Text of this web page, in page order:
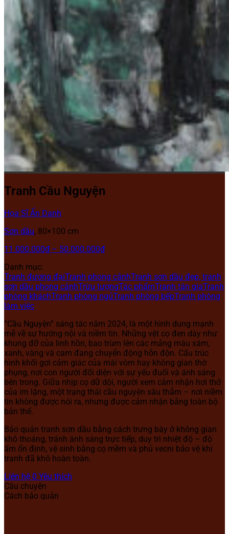
Tranh Cầu Nguyện
Họa Sĩ Ẩn Danh
Sơn dầu, 80×100 cm
11.000.000₫ – 50.000.000₫
Danh mục:
Tranh đương đạiTranh phong cảnhTranh sơn dầu đẹp, tranh
sơn dầu phong cảnhTrừu tượngTác phẩmTranh tân giaTranh
phòng kháchTranh phòng ngủTranh phòng bếpTranh phòng
làm việc
“Cầu Nguyện” sáng tác năm 2024, là một hình dung mạnh
mẽ về sự hướng nội và niềm tin. Những vệt cọ đen dày như
khung đỡ của linh hồn, bao trùm lên các mảng màu xám,
xanh, vàng và cam đang chuyển động hỗn độn. Cấu trúc
hình khối gợi cảm giác của mái vòm hay không gian thờ
phụng, nơi con người đối diện với sự yếu đuối và ánh sáng
bên trong. Giữa nhịp cọ dữ dội, người xem cảm nhận hơi thở
của im lặng, một trạng thái cầu nguyện sâu thẳm – nơi niềm
tin không được nói ra, nhưng được cảm nhận bằng toàn bộ
bản thể.
Bảo quản tranh sơn dầu bằng cách trưng bày ở không gian
khô thoáng, tránh ánh sáng trực tiếp, duy trì nhiệt độ – độ
ẩm ổn định, vệ sinh bằng cọ mềm và phủ vecni bảo vệ khi
tranh đã khô hoàn toàn.
Liên hệ 0 Yêu thích
Câu chuyện
Cách bảo quản